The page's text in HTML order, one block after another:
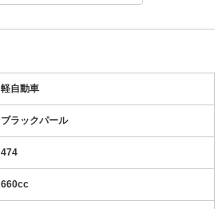
軽自動車
ブラックパール
474
660cc